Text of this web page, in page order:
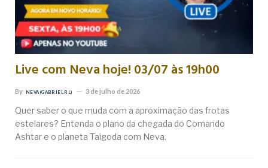
Live com Neva hoje! 03/07 às 19h00
By NEVA (GABRIEL RL) 3 de julho de 2026
Quer saber o que muda com a aproximação das frotas
estelares? Entenda o plano da chegada do Comando
Ashtar e o planeta Taigoda com Neva.